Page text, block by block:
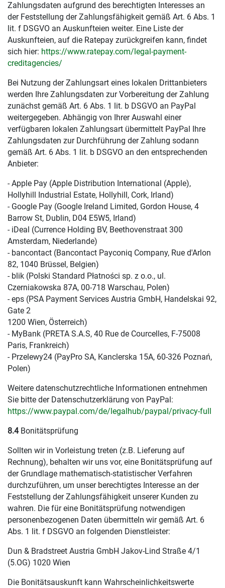
Zahlungsdaten aufgrund des berechtigten Interesses an
der Feststellung der Zahlungsfähigkeit gemäß Art. 6 Abs. 1
lit. f DSGVO an Auskunfteien weiter. Eine Liste der
Auskunfteien, auf die Ratepay zurückgreifen kann, findet
sich hier: https://www.ratepay.com/legal-payment-
creditagencies/
Bei Nutzung der Zahlungsart eines lokalen Drittanbieters
werden Ihre Zahlungsdaten zur Vorbereitung der Zahlung
zunächst gemäß Art. 6 Abs. 1 lit. b DSGVO an PayPal
weitergegeben. Abhängig von Ihrer Auswahl einer
verfügbaren lokalen Zahlungsart übermittelt PayPal Ihre
Zahlungsdaten zur Durchführung der Zahlung sodann
gemäß Art. 6 Abs. 1 lit. b DSGVO an den entsprechenden
Anbieter:
- Apple Pay (Apple Distribution International (Apple),
Hollyhill Industrial Estate, Hollyhill, Cork, Irland)
- Google Pay (Google Ireland Limited, Gordon House, 4
Barrow St, Dublin, D04 E5W5, Irland)
- iDeal (Currence Holding BV, Beethovenstraat 300
Amsterdam, Niederlande)
- bancontact (Bancontact Payconiq Company, Rue d'Arlon
82, 1040 Brüssel, Belgien)
- blik (Polski Standard Płatności sp. z o.o., ul.
Czerniakowska 87A, 00-718 Warschau, Polen)
- eps (PSA Payment Services Austria GmbH, Handelskai 92,
Gate 2
1200 Wien, Österreich)
- MyBank (PRETA S.A.S, 40 Rue de Courcelles, F-75008
Paris, Frankreich)
- Przelewy24 (PayPro SA, Kanclerska 15A, 60-326 Poznań,
Polen)
Weitere datenschutzrechtliche Informationen entnehmen
Sie bitte der Datenschutzerklärung von PayPal:
https://www.paypal.com/de/legalhub/paypal /privacy-full
8.4Bonitätsprüfung
Sollten wir in Vorleistung treten (z.B. Lieferung auf
Rechnung), behalten wir uns vor, eine Bonitätsprüfung auf
der Grundlage mathematisch-statistischer Verfahren
durchzuführen, um unser berechtigtes Interesse an der
Feststellung der Zahlungsfähigkeit unserer Kunden zu
wahren. Die für eine Bonitätsprüfung notwendigen
personenbezogenen Daten übermitteln wir gemäß Art. 6
Abs. 1 lit. f DSGVO an folgenden Dienstleister:
Dun & Bradstreet Austria GmbH Jakov-Lind Straße 4/1
(5.OG) 1020 Wien
Die Bonitätsauskunft kann Wahrscheinlichkeitswerte